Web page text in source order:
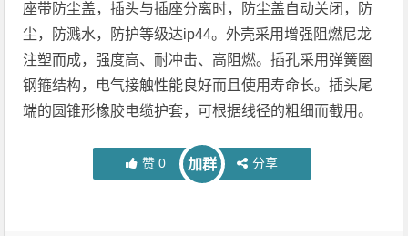
座带防尘盖，插头与插座分离时，防尘盖自动关闭，防
尘，防溅水，防护等级达ip44。外壳采用增强阻燃尼龙
注塑而成，强度高、耐冲击、高阻燃。插孔采用弹簧圈
钢箍结构，电气接触性能良好而且使用寿命长。插头尾
端的圆锥形橡胶电缆护套，可根据线径的粗细而截用。
赞 0 加群 分享